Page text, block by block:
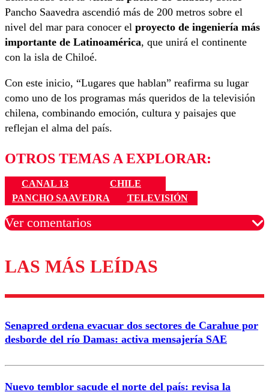
Pancho Saavedra ascendió más de 200 metros sobre el
nivel del mar para conocer el proyecto de ingeniería más
importante de Latinoamérica, que unirá el continente
con la isla de Chiloé.
Con este inicio, “Lugares que hablan” reafirma su lugar
como uno de los programas más queridos de la televisión
chilena, combinando emoción, cultura y paisajes que
reflejan el alma del país.
OTROS TEMAS A EXPLORAR:
CANAL 13
CHILE
PANCHO SAAVEDRA
TELEVISIÓN
Ver comentarios
Los comentarios son moderados para garantizar un
diálogo respetuoso.
Correo
LAS MÁS LEÍDAS
Senapred ordena evacuar dos sectores de Carahue por
desborde del río Damas: activa mensajería SAE
Nuevo temblor sacude el norte del país: revisa la